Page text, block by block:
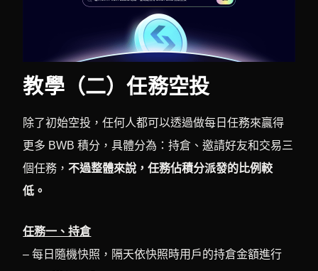
教學（二）任務空投
除了初始空投，任何人都可以透過做每日任務來贏得
更多 BWB 積分，具體分為：持倉、邀請好友和交易三
個任務，不過整體來說，任務佔積分派發的比例較
低。
任務一、持倉
– 每日隨機快照，隔天依快照時用戶的持倉金額進行